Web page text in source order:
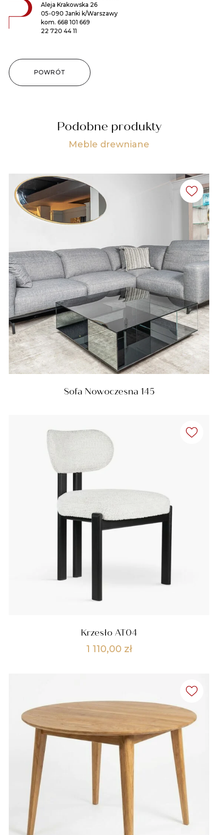
Aleja Krakowska 26
05-090 Janki k/Warszawy
kom. 668 101 669
22 720 44 11
POWRÓT
Podobne produkty
Meble drewniane
Sofa Nowoczesna 145
Krzesło AT04
1 110,00 zł